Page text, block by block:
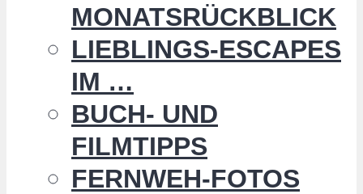
MONATSRÜCKBLICK
LIEBLINGS-ESCAPES
IM …
BUCH- UND
FILMTIPPS
FERNWEH-FOTOS